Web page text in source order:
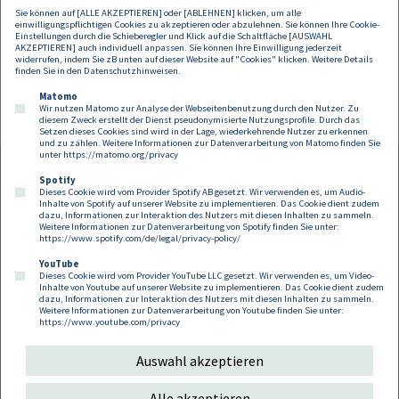
Die Transaktion wurde auf Seiten vonDORDAdurchManaging Partner
Christian Ritschka, PartnerMartin Brodeyund Rechtsanwalt
Weinstich,sowie RechtsanwältinVivien Luxgeleitet.
Footer
Kontakt Datenschutz
Impressum
Compliance
Cookies
Sie können auf [ALLE AKZEPTIEREN] oder [ABLEHNEN] klicken, um alle
einwilligungspflichtigen Cookies zu akzeptieren oder abzulehnen. Sie können Ihre Cookie-
Einstellungen durch die Schieberegler und Klick auf die Schaltfläche [AUSWAHL
AKZEPTIEREN] auch individuell anpassen. Sie können Ihre Einwilligung jederzeit
widerrufen, indem Sie zB unten auf dieser Website auf "Cookies" klicken. Weitere Details
finden Sie in den Datenschutzhinweisen.
Matomo
Wir nutzen Matomo zur Analyse der Webseitenbenutzung durch den Nutzer. Zu
diesem Zweck erstellt der Dienst pseudonymisierte Nutzungsprofile. Durch das
Setzen dieses Cookies sind wird in der Lage, wiederkehrende Nutzer zu erkennen
und zu zählen. Weitere Informationen zur Datenverarbeitung von Matomo finden Sie
unter https://matomo.org/privacy
Spotify
Dieses Cookie wird vom Provider Spotify AB gesetzt. Wir verwenden es, um Audio-
Inhalte von Spotify auf unserer Website zu implementieren. Das Cookie dient zudem
dazu, Informationen zur Interaktion des Nutzers mit diesen Inhalten zu sammeln.
Weitere Informationen zur Datenverarbeitung von Spotify finden Sie unter:
https://www.spotify.com/de/legal/privacy-policy/
YouTube
Dieses Cookie wird vom Provider YouTube LLC gesetzt. Wir verwenden es, um Video-
Inhalte von Youtube auf unserer Website zu implementieren. Das Cookie dient zudem
dazu, Informationen zur Interaktion des Nutzers mit diesen Inhalten zu sammeln.
Weitere Informationen zur Datenverarbeitung von Youtube finden Sie unter:
https://www.youtube.com/privacy
Auswahl akzeptieren
Follow us on:
Copyright 2026